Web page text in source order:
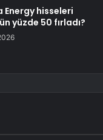
Energy hisseleri
yüzde 50 fırladı?